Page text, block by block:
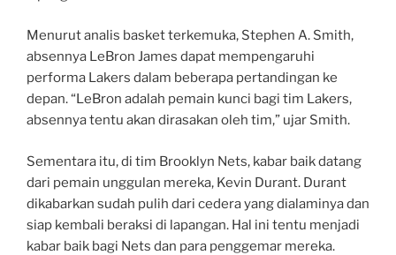
Menurut analis basket terkemuka, Stephen A. Smith,
absennya LeBron James dapat mempengaruhi
performa Lakers dalam beberapa pertandingan ke
depan. “LeBron adalah pemain kunci bagi tim Lakers,
absennya tentu akan dirasakan oleh tim,” ujar Smith.
Sementara itu, di tim Brooklyn Nets, kabar baik datang
dari pemain unggulan mereka, Kevin Durant. Durant
dikabarkan sudah pulih dari cedera yang dialaminya dan
siap kembali beraksi di lapangan. Hal ini tentu menjadi
kabar baik bagi Nets dan para penggemar mereka.